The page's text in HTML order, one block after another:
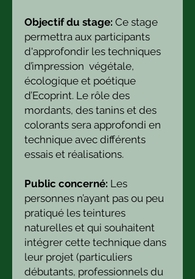
Objectif du stage: Ce stage
permettra aux participants
d'approfondir les techniques
d’impression végétale,
écologique et poétique
d’Ecoprint. Le rôle des
mordants, des tanins et des
colorants sera approfondi en
technique avec différents
essais et réalisations.
Public concerné: Les
personnes n’ayant pas ou peu
pratiqué les teintures
naturelles et qui souhaitent
intégrer cette technique dans
leur projet (particuliers
débutants, professionnels du